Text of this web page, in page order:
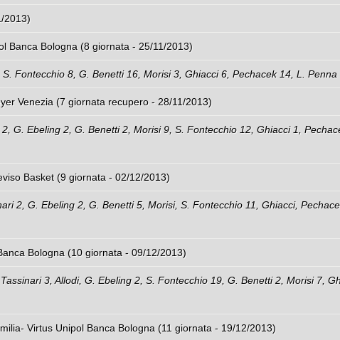
2013)
Banca Bologna (8 giornata - 25/11/2013)
Fontecchio 8, G. Benetti 16, Morisi 3, Ghiacci 6, Pechacek 14, L. Penna
Venezia (7 giornata recupero - 28/11/2013)
G. Ebeling 2, G. Benetti 2, Morisi 9, S. Fontecchio 12, Ghiacci 1,
– Treviso Basket (9 giornata - 02/12/
2, G. Ebeling 2, G. Benetti 5, Morisi, S. Fontecchio 11, Ghiacci,
Bologna (10 giornata - 09/12/2013)
3, Allodi, G. Ebeling 2, S. Fontecchio 19, G. Benetti 2, Morisi 7,
Virtus Unipol Banca Bologna (11 giornata - 19/12/2013)